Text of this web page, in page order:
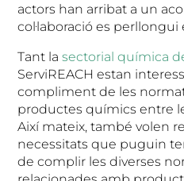
actors han arribat a un
col·laboració es
Tant lasectorial química
ServiREACH estan
compliment de les
productes químics entre
Així mateix, també volen
necessitats que puguin
de complir les diverses